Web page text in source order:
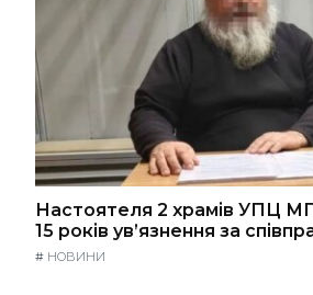
Настоятеля 2 храмів УПЦ
15 років ув’язнення за
# НОВИНИ